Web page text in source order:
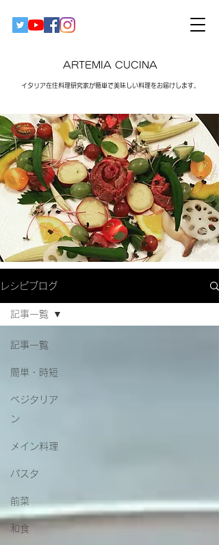
ARTEMIA CUCINA
イタリア在住料理研究家が簡単で美味しい料理をお届けします。​
レシピブログ
記事一覧
簡単・時短
ベジタリア
ン
メイン料理
パスタ
前菜
和食
記事一覧